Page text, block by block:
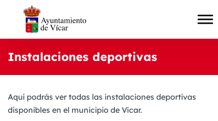
Instalaciones deportivas
Aquí podrás ver todas las instalaciones deportivas
disponibles en el municipio de Vícar.